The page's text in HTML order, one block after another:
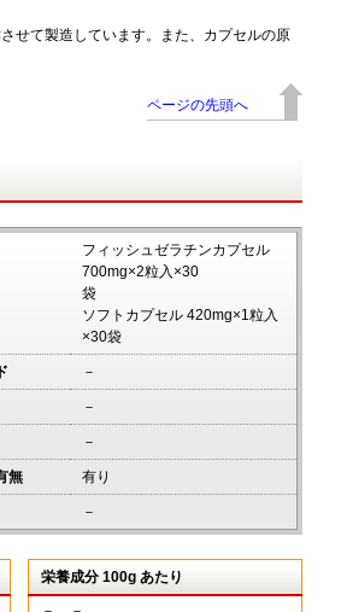
せて製造しています。また、カプセルの原
ページの先頭へ
フィッシュゼラチンカプセル
700mg×2粒入×30
袋
ソフトカプセル 420mg×1粒入
×30袋
－
－
－
無 有り
－
栄養成分 100g あたり